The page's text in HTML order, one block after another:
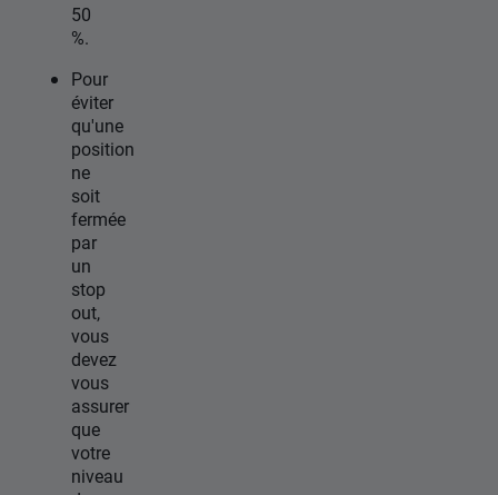
50
%.
Pour
éviter
qu'une
position
ne
soit
fermée
par
un
stop
out,
vous
devez
vous
assurer
que
votre
niveau